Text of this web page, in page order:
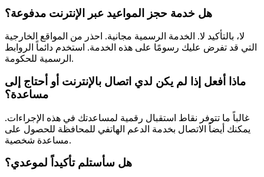
هل خدمة حجز المواعيد عبر الإنترنت مدفوعة؟
لا، بالتأكيد لا. الخدمة الرسمية مجانية. احذر من المواقع الخارجية
التي قد تفرض عليك رسومًا على هذه الخدمة. استخدم دائماً الروابط
الرسمية للحكومة.
ماذا أفعل إذا لم يكن لدي اتصال بالإنترنت أو أحتاج إلى
مساعدة؟
غالباً ما تتوفر نقاط استقبال رقمية لمساعدتك في هذه الإجراءات.
يمكنك أيضاً الاتصال بخدمة الدعم الهاتفي للمحافظة للحصول على
مساعدة شخصية.
هل سأستلم تأكيداً لموعدي؟